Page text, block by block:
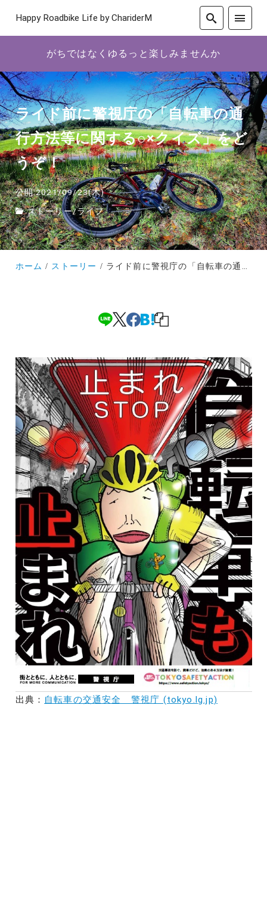
Happy Roadbike Life by ChariderM
がちではなくゆるっと楽しみませんか
ライド前に警視庁の「自転車の通
行方法等に関する○×クイズ」をど
うぞ！
公開:2021/09/23(木)
ストーリー/ライフ
ホーム ストーリー ライド前に警視庁の「自転車の通行方法等に関する○×クイズ」をどうぞ！
出典： 自転車の交通安全 警視庁 (tokyo.lg.jp)